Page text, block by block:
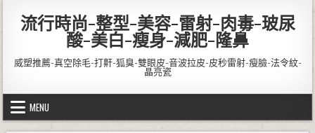
流行時尚-整型-美容-雷射-肉毒-玻尿
酸-美白-瘦身-減肥-隆鼻
威塑推薦-真空除毛-打鼾-狐臭-雙眼皮-音波拉皮-皮秒雷射-瘦臉-法令紋-
晶亮瓷
MENU